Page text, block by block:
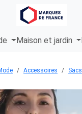
Maison et jardin
Accessoires Sacs